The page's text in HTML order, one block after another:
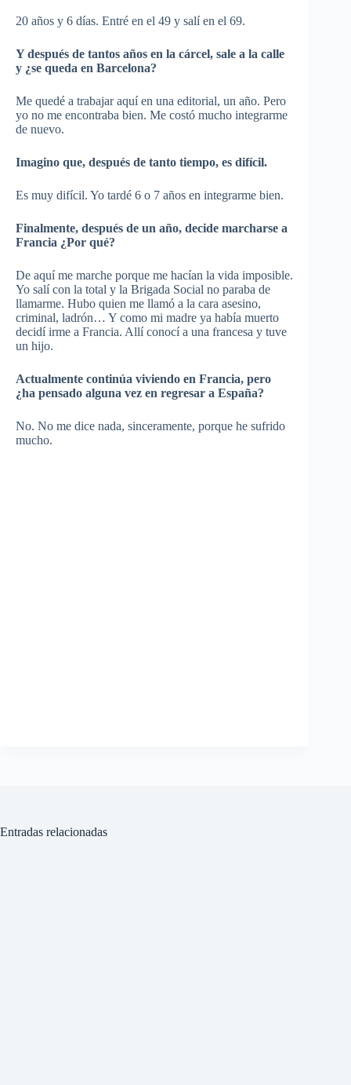
20 años y 6 días. Entré en el 49 y salí en el 69.
Y después de tantos años en la cárcel, sale a la calle
y ¿se queda en Barcelona?
Me quedé a trabajar aquí en una editorial, un año. Pero
yo no me encontraba bien. Me costó mucho integrarme
de nuevo.
Imagino que, después de tanto tiempo, es difícil.
Es muy difícil. Yo tardé 6 o 7 años en integrarme bien.
Finalmente, después de un año, decide marcharse a
Francia ¿Por qué?
De aquí me marche porque me hacían la vida imposible.
Yo salí con la total y la Brigada Social no paraba de
llamarme. Hubo quien me llamó a la cara asesino,
criminal, ladrón… Y como mi madre ya había muerto
decidí irme a Francia. Allí conocí a una francesa y tuve
un hijo.
Actualmente continúa viviendo en Francia, pero
¿ha pensado alguna vez en regresar a España?
No. No me dice nada, sinceramente, porque he sufrido
mucho.
Entradas relacionadas